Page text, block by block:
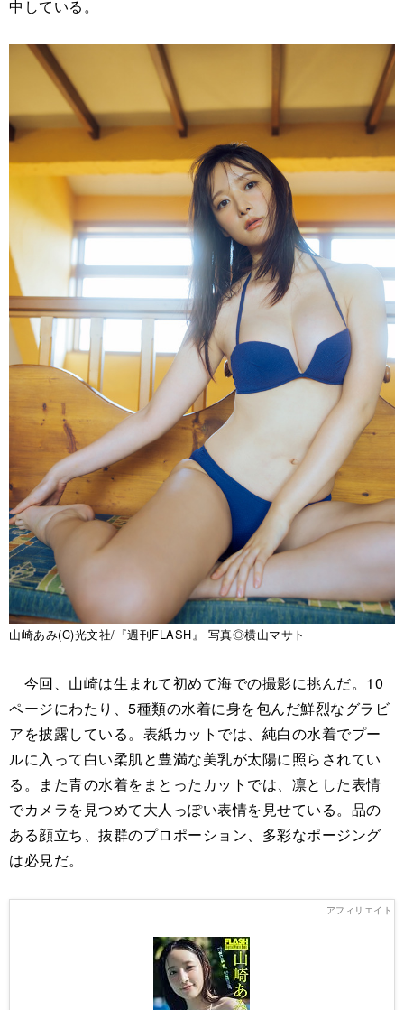
中している。
山崎あみ(C)光文社/『週刊FLASH』 写真◎横山マサト
今回、山崎は生まれて初めて海での撮影に挑んだ。10
ページにわたり、5種類の水着に身を包んだ鮮烈なグラビ
アを披露している。表紙カットでは、純白の水着でプー
ルに入って白い柔肌と豊満な美乳が太陽に照らされてい
る。また青の水着をまとったカットでは、凛とした表情
でカメラを見つめて大人っぽい表情を見せている。品の
ある顔立ち、抜群のプロポーション、多彩なポージング
は必見だ。